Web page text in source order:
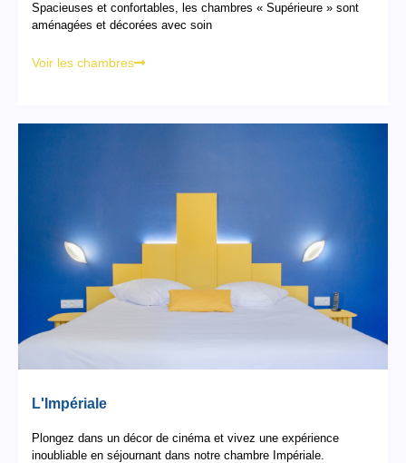
Spacieuses et confortables, les chambres « Supérieure » sont
aménagées et décorées avec soin
Voir les chambres
L'Impériale
Plongez dans un décor de cinéma et vivez une expérience
inoubliable en séjournant dans notre chambre Impériale.